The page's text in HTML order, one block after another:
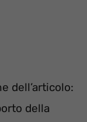
dell’articolo:
della